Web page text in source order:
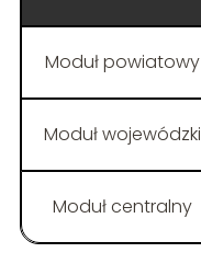
Moduł powiatowy
Moduł wojewódzki
Moduł centralny